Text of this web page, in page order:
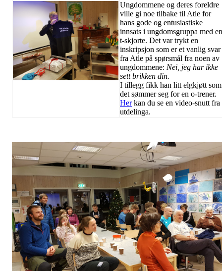
Ungdommene og deres foreldre
ville gi noe tilbake til Atle for
hans gode og entusiastiske
innsats i ungdomsgruppa med en
t-skjorte. Det var trykt en
inskripsjon som er et vanlig svar
fra Atle på spørsmål fra noen av
ungdommene: Nei, jeg har ikke
sett brikken din.
I tillegg fikk han litt elgkjøtt som
det sømmer seg for en o-trener.
Herkan du se en video-snutt fra
utdelinga.